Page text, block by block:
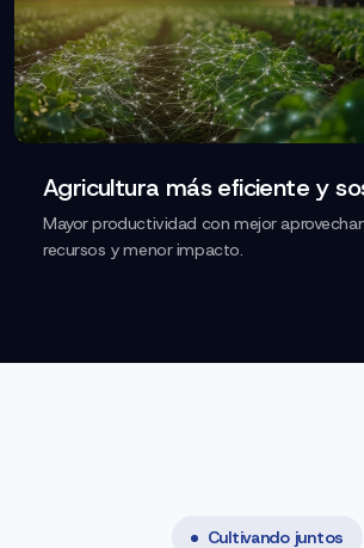
Agricultura más eficiente y
Mayor productividad con mejor
recursos y menor impacto.
Cultivando juntos